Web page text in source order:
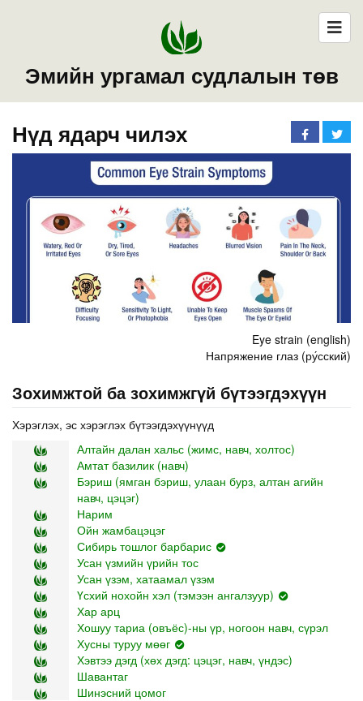
Эмийн ургамал судлалын төв
Нүд ядарч чилэх
Eye strain (english)
Напряжение глаз (ру́сский)
Зохимжтой ба зохимжгүй бүтээгдэхүүн
Хэрэглэх, эс хэрэглэх бүтээгдэхүүнүүд
Алтайн далан хальс (жимс, навч, холтос)
Амтат базилик (навч)
Бэриш (ямган бэриш, улаан бурз, алтан агийн
навч, цэцэг)
Нарим
Ойн жамбацэцэг
Сибирь тошлог барбарис
Усан үзмийн үрийн тос
Усан үзэм, хатаамал үзэм
Үсхий нохойн хэл (тэмээн ангалзуур)
Хар арц
Хошуу тариа (овъёс)-ны үр, ногоон навч, сүрэл
Хусны туруу мөөг
Хэвтээ дэгд (хөх дэгд: цэцэг, навч, үндэс)
Шавантаг
Шинэсний цомог